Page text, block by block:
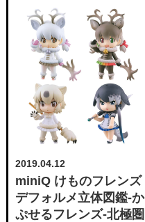
2019.04.12
miniQ けものフレンズ
デフォルメ立体図鑑-か
ぷせるフレンズ-北極圏